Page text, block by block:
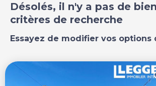
Désolés, il n'y a pas de
critères de recherche
Essayez de modifier vos options